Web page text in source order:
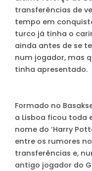
transferências de
tempo em
turco já tinha o
ainda antes de se
num jogador, mas
tinha apresentado.
Formado no
a Lisboa ficou toda
nome do ‘Harry
entre os rumores
transferências e,
antigo jogador do